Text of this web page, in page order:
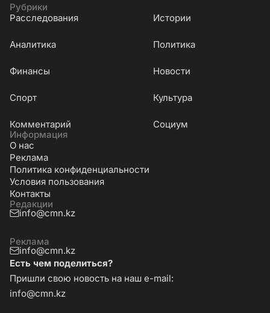
Рубрики
Расследования
Истории
Аналитика Политика
Финансы Новости
Cпорт Культура
Комментарий
Социум
Информация
О нас
Реклама
Политика конфиденциальности
Условия пользования
Контакты
Редакции
info@cmn.kz
Реклама
info@cmn.kz
Есть чем поделиться?
Пришли свою новость на наш e-mail:
info@cmn.kz